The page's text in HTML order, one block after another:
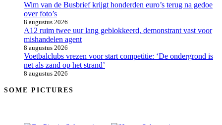
Wim van de Busbrief krijgt honderden euro’s terug na gedoe
over foto’s
8 augustus 2026
A12 ruim twee uur lang geblokkeerd, demonstrant vast voor
mishandelen agent
8 augustus 2026
Voetbalclubs vrezen voor start competitie: ‘De ondergrond is
net als zand op het strand’
8 augustus 2026
SOME PICTURES